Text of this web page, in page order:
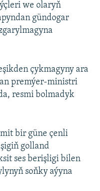
we olaryň
gündogar
çykmagyny ara
premýer-ministri
resmi bolmadyk
bir güne çenli
golland
ses berişligi bilen
soňky aýyna